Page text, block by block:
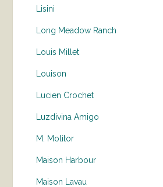
Lisini
Long Meadow Ranch
Louis Millet
Louison
Lucien Crochet
Luzdivina Amigo
M. Molitor
Maison Harbour
Maison Lavau